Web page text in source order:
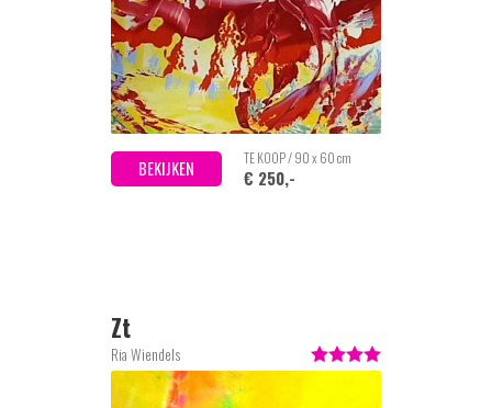
BEKIJKEN TE KOOP / 90 x 60 cm
€ 250,-
Zt
Ria Wiendels